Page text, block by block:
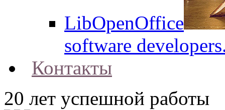
LibOpenOffice
software
Контакты
20 лет успешной работы